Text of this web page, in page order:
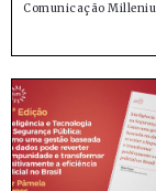
Comunicação